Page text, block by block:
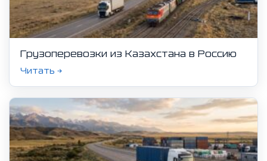
Грузоперевозки из Казахстана в Россию
Читать →